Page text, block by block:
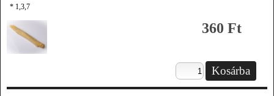
* 1,3,7
360 Ft